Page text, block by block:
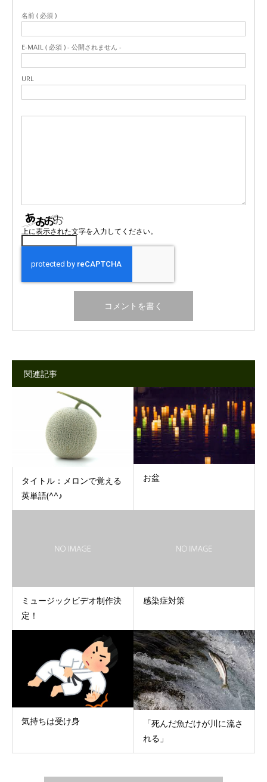
名前 ( 必須 )
E-MAIL ( 必須 ) - 公開されません -
URL
上に表示された文字を入力してください。
関連記事
タイトル：メロンで覚える
英単語(^^♪
お盆
ミュージックビデオ制作決
定！
感染症対策
気持ちは受け身
「死んだ魚だけが川に流さ
れる」